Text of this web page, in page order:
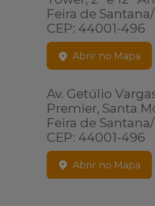
Feira de
CEP: 44001-496
Abrir no Mapa
Av. Getúlio
Premier, Santa
Feira de
CEP: 44001-496
Abrir no Mapa